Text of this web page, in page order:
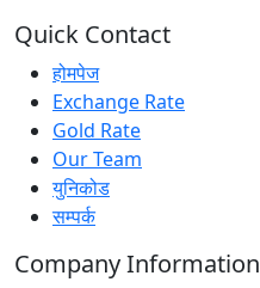
Quick Contact
होमपेज
Exchange Rate
Gold Rate
Our Team
युनिकोड
सम्पर्क
Company Information